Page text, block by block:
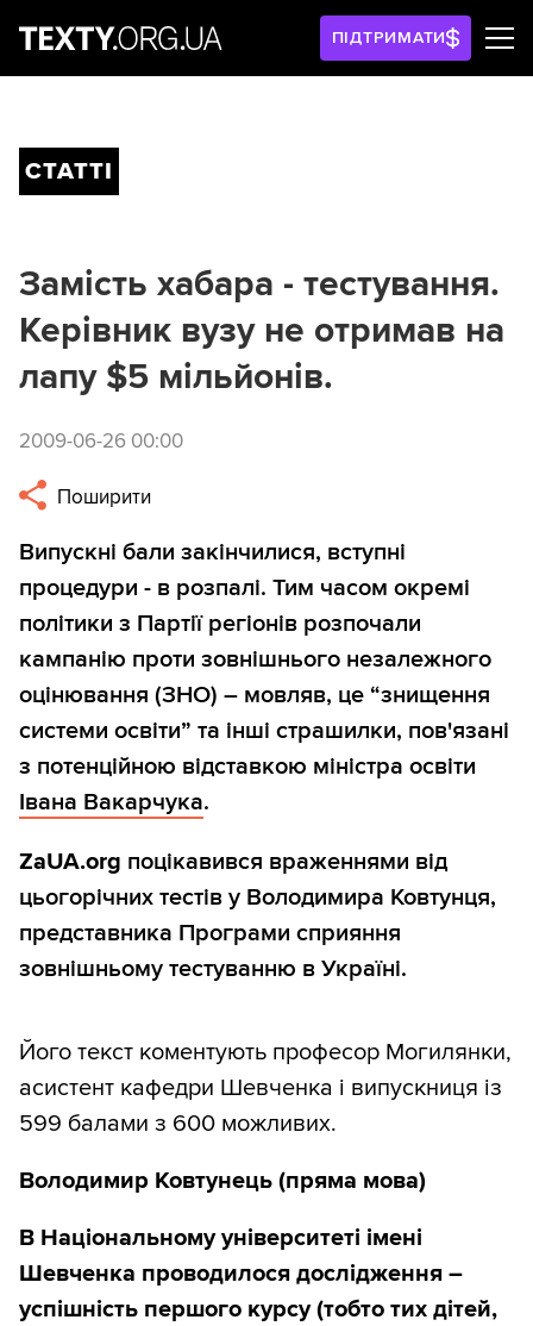
ПІДТРИМАТИ
СТАТТІ
Замість хабара - тестування.
Керівник вузу не отримав на
лапу $5 мільйонів.
2009-06-26 00:00
Поширити
Випускні бали закінчилися, вступні
процедури - в розпалі. Тим часом окремі
політики з Партії регіонів розпочали
кампанію проти зовнішнього незалежного
оцінювання (ЗНО) – мовляв, це “знищення
системи освіти” та інші страшилки, пов'язані
з потенційною відставкою міністра освіти
Івана Вакарчука.
ZaUA.org поцікавився враженнями від
цьогорічних тестів у Володимира Ковтунця,
представника Програми сприяння
зовнішньому тестуванню в Україні.
Його текст коментують професор Могилянки,
асистент кафедри Шевченка і випускниця із
599 балами з 600 можливих.
Володимир Ковтунець (пряма мова)
В Національному університеті імені
Шевченка проводилося дослідження –
успішність першого курсу (тобто тих дітей,